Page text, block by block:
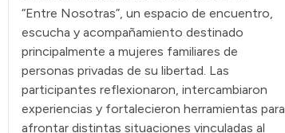
“Entre Nosotras”, un espacio de encuentro,
escucha y acompañamiento destinado
principalmente a mujeres familiares de
personas privadas de su libertad. Las
participantes reflexionaron, intercambiaron
experiencias y fortalecieron herramientas para
afrontar distintas situaciones vinculadas al